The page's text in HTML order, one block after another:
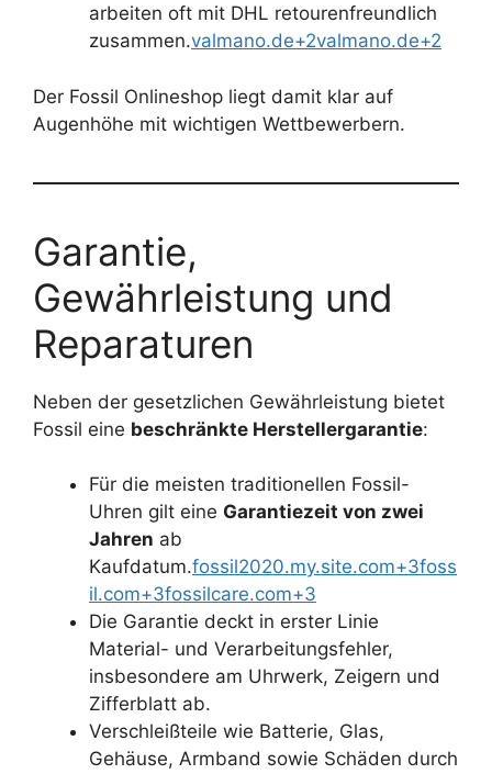
arbeiten oft mit DHL retourenfreundlich
zusammen.valmano.de+2valmano.de+2
Der Fossil Onlineshop liegt damit klar auf
Augenhöhe mit wichtigen Wettbewerbern.
Garantie,
Gewährleistung und
Reparaturen
Neben der gesetzlichen Gewährleistung bietet
Fossil eine beschränkte Herstellergarantie:
Für die meisten traditionellen Fossil-
Uhren gilt eine Garantiezeit von zwei
Jahren ab
Kaufdatum.fossil2020.my.site.com+3foss
il.com+3fossilcare.com+3
Die Garantie deckt in erster Linie
Material- und Verarbeitungsfehler,
insbesondere am Uhrwerk, Zeigern und
Zifferblatt ab.
Verschleißteile wie Batterie, Glas,
Gehäuse, Armband sowie Schäden durch